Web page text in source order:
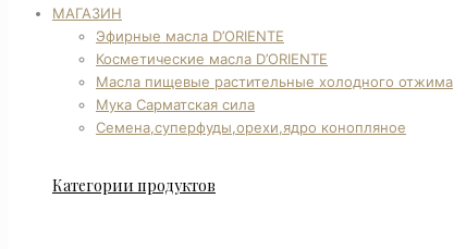
МАГАЗИН
Эфирные масла D’ORIENTE
Косметические масла D’ORIENTE
Масла пищевые растительные холодного отжима
Мука Сарматская сила
Семена,суперфуды,орехи,ядро конопляное
Категории продуктов